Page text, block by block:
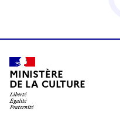
MINISTÈRE
DE LA CULTURE